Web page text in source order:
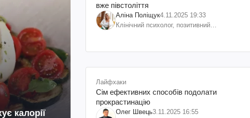
калорії
вже півстоліття
Аліна Поліщук4.11.2025 19:33
Клінічний психолог, позитивний
Лайфхаки
Сім ефективних способів подолати
прокрастинацію
Олег Швець3.11.2025 16:55